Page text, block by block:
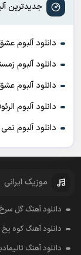
جدیدترین
دانلود آلبوم
دانلود آلبوم
دانلود آلبوم
دانلود آلبوم
دانلود آلبوم
موزیک ایرانی
دانلود آهنگ گل
دانلود آهنگ کوه
دانلود آهنگ